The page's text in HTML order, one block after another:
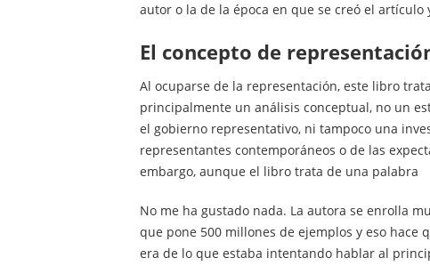
autor o la de la época en que se creó el
el concepto de
Al ocuparse de la representación, este libro
principalmente un análisis conceptual, no un
el gobierno representativo, ni tampoco una
representantes contemporáneos o de las
embargo, aunque el libro trata de una palabra
No me ha gustado nada. La autora se enrolla
que pone 500 millones de ejemplos y eso hace
era de lo que estaba intentando hablar al